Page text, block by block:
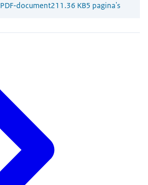
PDF-document211.36 KB5 pagina's